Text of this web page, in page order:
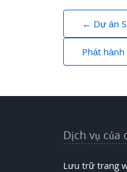
chuyển
hướng
Dự án
Phát
Dịch vụ của
Lưu trữ trang